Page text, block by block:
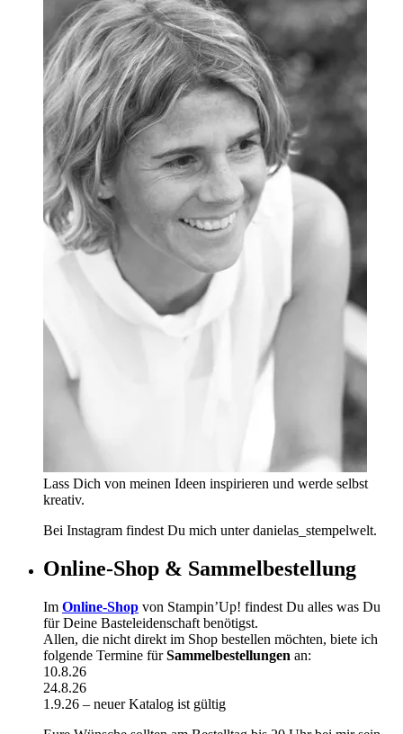
Lass Dich von meinen Ideen inspirieren und werde selbst
kreativ.
Bei Instagram findest Du mich unter danielas_stempelwelt.
Online-Shop & Sammelbestellung
Im Online-Shop von Stampin’Up! findest Du alles was Du
für Deine Basteleidenschaft benötigst.
Allen, die nicht direkt im Shop bestellen möchten, biete ich
folgende Termine fürSammelbestellungen an:
10.8.26
24.8.26
1.9.26 – neuer Katalog ist gültig